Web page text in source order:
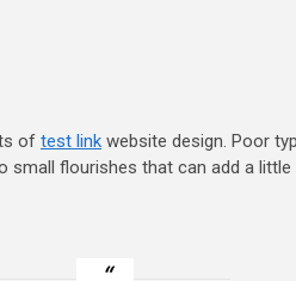
of test link website design. Poor
small flourishes that can add a